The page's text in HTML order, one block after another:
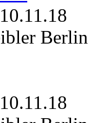
10.11.18
Berlin
10.11.18